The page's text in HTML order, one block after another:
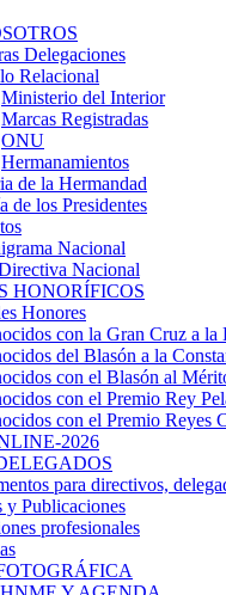
Delegaciones
Relacional
Ministerio del Interior
Marcas Registradas
ONU
Hermanamientos
de la Hermandad
de los Presidentes
Nacional
Nacional
HONORÍFICOS
Honores
con la Gran Cruz a
del Blasón a la
con el Blasón al
con el Premio Rey
con el Premio Reyes
2026
para directivos,
y Publicaciones
profesionales